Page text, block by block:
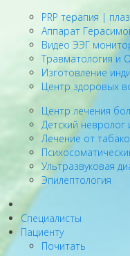
PRP терапия |
Аппарат
Видео ЭЭГ
Травматология и
Изготовление
Центр здоровых
Центр лечения
Детский невролог
Лечение от
Ультразвуковая
Эпилептология
Специалисты
Пациенту
Почитать